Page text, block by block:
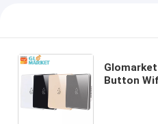
Button